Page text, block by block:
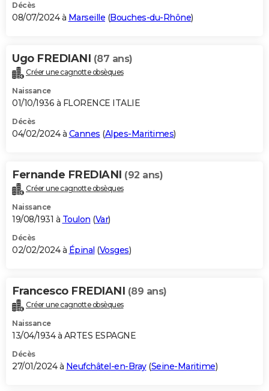
Décès
08/07/2024 à Marseille (Bouches-du-Rhône)
Ugo FREDIANI (87 ans)
Créer une cagnotte obsèques
Naissance
01/10/1936 à FLORENCE ITALIE
Décès
04/02/2024 à Cannes (Alpes-Maritimes)
Fernande FREDIANI (92 ans)
Créer une cagnotte obsèques
Naissance
19/08/1931 à Toulon (Var)
Décès
02/02/2024 à Épinal (Vosges)
Francesco FREDIANI (89 ans)
Créer une cagnotte obsèques
Naissance
13/04/1934 à ARTES ESPAGNE
Décès
27/01/2024 à Neufchâtel-en-Bray(Seine-Maritime)